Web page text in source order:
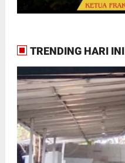
TRENDING HARI INI